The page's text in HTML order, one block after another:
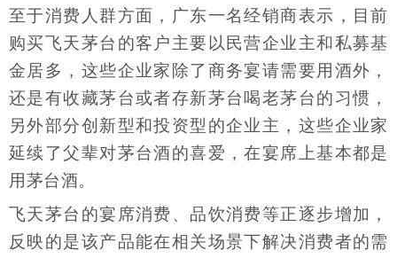
至于消费人群方面，广东一名经销商表示，目前
购买飞天茅台的客户主要以民营企业主和私募基
金居多，这些企业家除了商务宴请需要用酒外，
还是有收藏茅台或者存新茅台喝老茅台的习惯，
另外部分创新型和投资型的企业主，这些企业家
延续了父辈对茅台酒的喜爱，在宴席上基本都是
用茅台酒。
飞天茅台的宴席消费、品饮消费等正逐步增加，
反映的是该产品能在相关场景下解决消费者的需